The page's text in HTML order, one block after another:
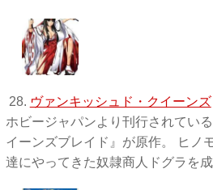
28. ヴァンキッシュド・クイーンズ
ホビージャパンより刊行されてい
イーンズブレイド』が原作。 ヒノ
達にやってきた奴隷商人ドグラを